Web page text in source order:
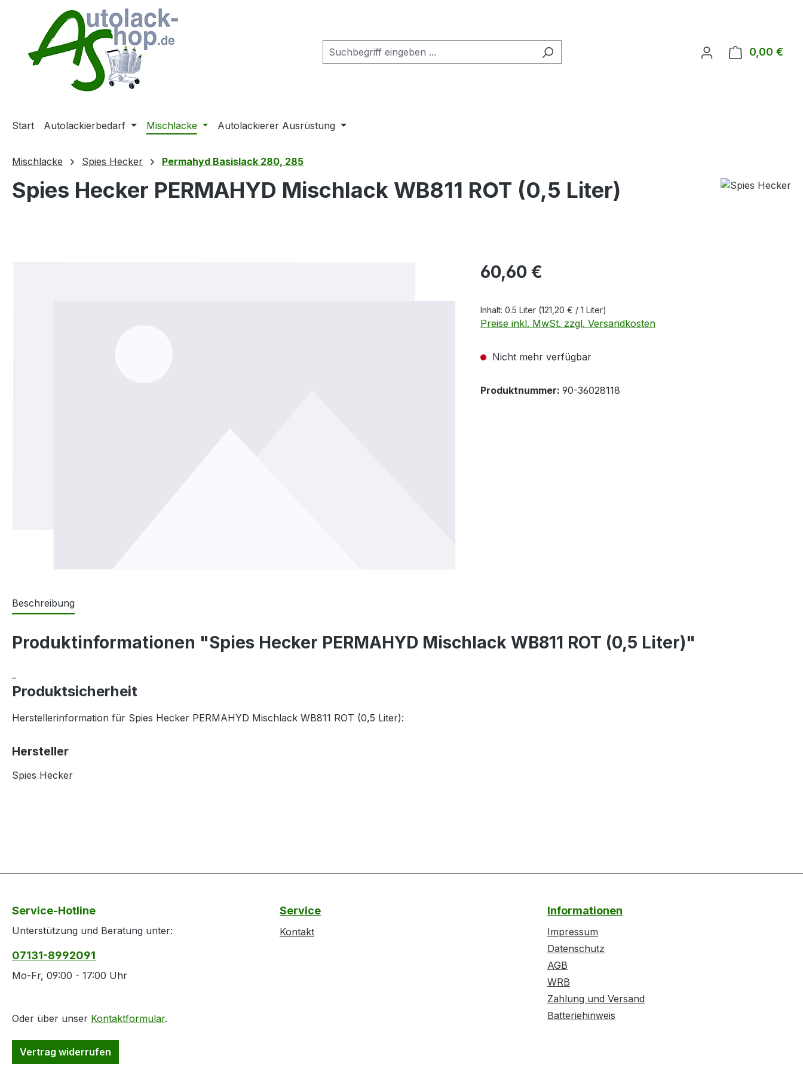
Hauptinhalt springen
Zur Suche springen
Zur Hauptnavigation springen
0,00 €
Start Autolackierbedarf Mischlacke Autolackierer Ausrüstung
Mischlacke Spies Hecker Permahyd Basislack 280, 285
Spies Hecker PERMAHYD Mischlack WB811 ROT (0,5 Liter)
Regulärer Preis:
60,60 €
Inhalt: 0.5 Liter (121,20 € / 1 Liter)
Preise inkl. MwSt. zzgl. Versandkosten
Nicht mehr verfügbar
Produktnummer: 90-36028118
Beschreibung
Produktinformationen "Spies Hecker PERMAHYD Mischlack WB811 ROT (0,5 Liter)"
Produktsicherheit
Herstellerinformation für Spies Hecker PERMAHYD Mischlack WB811 ROT (0,5 Liter):
Hersteller
Spies Hecker
Service-Hotline
Unterstützung und Beratung unter:
07131-8992091
Mo-Fr, 09:00 - 17:00 Uhr
Oder über unser Kontaktformular.
Vertrag widerrufen
Service
Kontakt
Informationen
Impressum
Datenschutz
AGB
WRB
Zahlung und Versand
Batteriehinweis